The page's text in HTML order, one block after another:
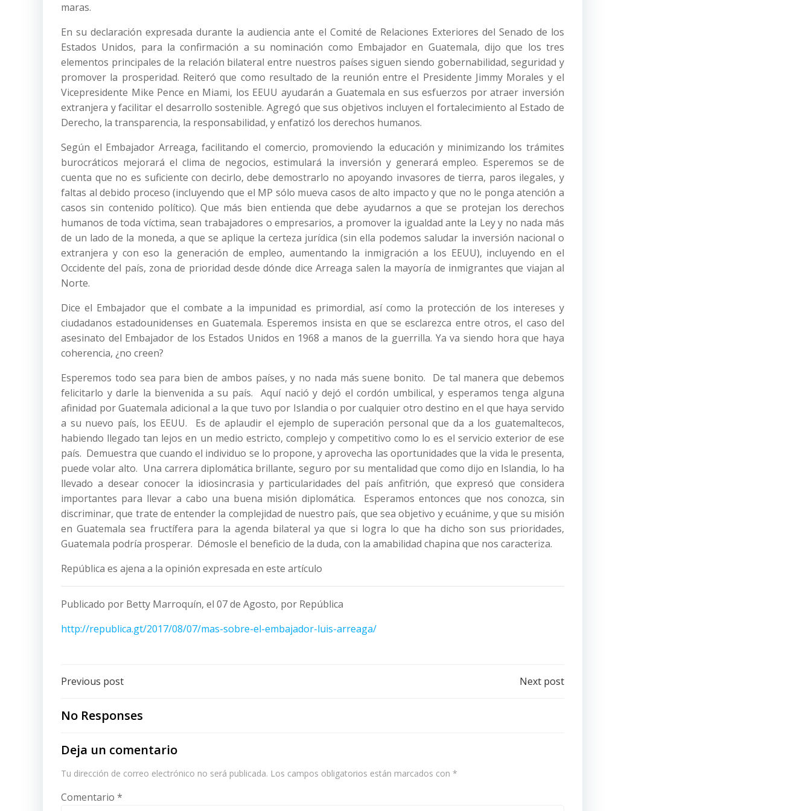
maras.
En su declaración expresada durante la audiencia ante el Comité de Relaciones Exteriores del Senado de los
Estados Unidos, para la confirmación a su nominación como Embajador en Guatemala, dijo que los tres
elementos principales de la relación bilateral entre nuestros países siguen siendo gobernabilidad, seguridad y
promover la prosperidad. Reiteró que como resultado de la reunión entre el Presidente Jimmy Morales y el
Vicepresidente Mike Pence en Miami, los EEUU ayudarán a Guatemala en sus esfuerzos por atraer inversión
extranjera y facilitar el desarrollo sostenible. Agregó que sus objetivos incluyen el fortalecimiento al Estado de
Derecho, la transparencia, la responsabilidad, y enfatizó los derechos humanos.
Según el Embajador Arreaga, facilitando el comercio, promoviendo la educación y minimizando los trámites
burocráticos mejorará el clima de negocios, estimulará la inversión y generará empleo. Esperemos se de
cuenta que no es suficiente con decirlo, debe demostrarlo no apoyando invasores de tierra, paros ilegales, y
faltas al debido proceso (incluyendo que el MP sólo mueva casos de alto impacto y que no le ponga atención a
casos sin contenido político). Que más bien entienda que debe ayudarnos a que se protejan los derechos
humanos de toda víctima, sean trabajadores o empresarios, a promover la igualdad ante la Ley y no nada más
de un lado de la moneda, a que se aplique la certeza jurídica (sin ella podemos saludar la inversión nacional o
extranjera y con eso la generación de empleo, aumentando la inmigración a los EEUU), incluyendo en el
Occidente del país, zona de prioridad desde dónde dice Arreaga salen la mayoría de inmigrantes que viajan al
Norte.
Dice el Embajador que el combate a la impunidad es primordial, así como la protección de los intereses y
ciudadanos estadounidenses en Guatemala. Esperemos insista en que se esclarezca entre otros, el caso del
asesinato del Embajador de los Estados Unidos en 1968 a manos de la guerrilla. Ya va siendo hora que haya
coherencia, ¿no creen?
Esperemos todo sea para bien de ambos países, y no nada más suene bonito. De tal manera que debemos
felicitarlo y darle la bienvenida a su país. Aquí nació y dejó el cordón umbilical, y esperamos tenga alguna
afinidad por Guatemala adicional a la que tuvo por Islandia o por cualquier otro destino en el que haya servido
a su nuevo país, los EEUU. Es de aplaudir el ejemplo de superación personal que da a los guatemaltecos,
habiendo llegado tan lejos en un medio estricto, complejo y competitivo como lo es el servicio exterior de ese
país. Demuestra que cuando el individuo se lo propone, y aprovecha las oportunidades que la vida le presenta,
puede volar alto. Una carrera diplomática brillante, seguro por su mentalidad que como dijo en Islandia, lo ha
llevado a desear conocer la idiosincrasia y particularidades del país anfitrión, que expresó que considera
importantes para llevar a cabo una buena misión diplomática. Esperamos entonces que nos conozca, sin
discriminar, que trate de entender la complejidad de nuestro país, que sea objetivo y ecuánime, y que su misión
en Guatemala sea fructífera para la agenda bilateral ya que si logra lo que ha dicho son sus prioridades,
Guatemala podría prosperar. Démosle el beneficio de la duda, con la amabilidad chapina que nos caracteriza.
República es ajena a la opinión expresada en este artículo
Publicado por Betty Marroquín, el 07 de Agosto, por República
http://republica.gt/2017/08/07/mas-sobre-el-embajador-luis-arreaga/
Post
navigation
Previous post Next post
No Responses
Deja un comentario
Tu dirección de correo electrónico no será publicada. Los campos obligatorios están marcados con *
Comentario *